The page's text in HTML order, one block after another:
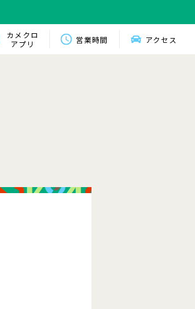
カメクロ
アプリ
営業時間 アクセス